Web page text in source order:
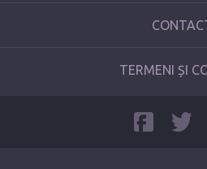
TERMENI ȘI